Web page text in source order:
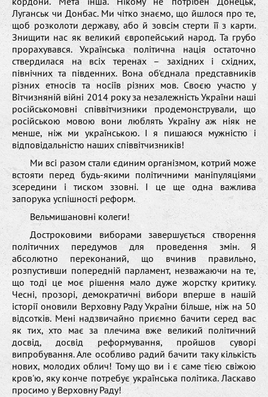
Луганськ чи Донбас. Ми чітко знаємо, що йшлося про те,
щоб розколоти державу, або й зовсім стерти її з карти.
Знищити нас як великий європейський народ. Та грубо
прорахувався. Українська політична нація остаточно
ствердилася на всіх теренах – західних і східних,
північних та південних. Вона об'єднала представників
різних етносів та носіїв різних мов. Своєю участю у
Вітчизняній війні 2014 року за незалежність України наші
російськомовні співвітчизники продемонстрували, що
російською мовою вони люблять Україну аж ніяк не
менше, ніж ми українською. І я пишаюся мужністю і
відповідальністю наших співвітчизників!
Ми всі разом стали єдиним організмом, котрий може
встояти перед будь-якими політичними маніпуляціями
зсередини і тиском ззовні. І це ще одна важлива
запорука успішності реформ.
Вельмишановні колеги!
Достроковими виборами завершується створення
політичних передумов для проведення змін. Я
абсолютно переконаний, що вчинив правильно,
розпустивши попередній парламент, незважаючи на те,
що тоді це моє рішення мало дуже жорстку критику.
Чесні, прозорі, демократичні вибори вперше в нашій
історії оновили Верховну Раду України більше, ніж на 50
відсотків. Мені надзвичайно приємно бачити серед вас
як тих, хто має за плечима вже великий політичний
досвід, досвід реформування, пройшов суворі
випробування. Але особливо радий бачити таку кількість
нових, молодих облич! Тому що ви і є саме тією свіжою
кров'ю, яку конче потребує українська політика. Ласкаво
просимо у Верховну Раду!